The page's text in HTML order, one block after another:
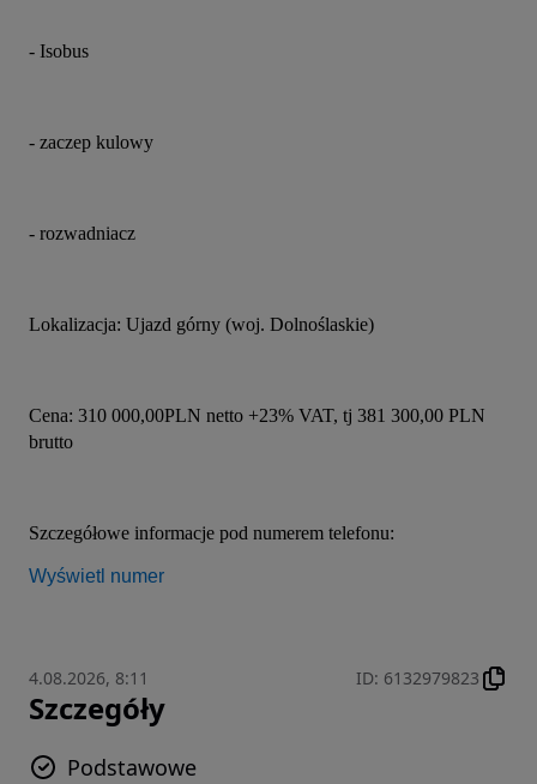
- Isobus
- zaczep kulowy
- rozwadniacz
Lokalizacja: Ujazd górny (woj. Dolnoślaskie)
Cena: 310 000,00PLN netto +23% VAT, tj 381 300,00 PLN
brutto
Szczegółowe informacje pod numerem telefonu:
Wyświetl numer
4.08.2026, 8:11 ID: 6132979823
Szczegóły
Podstawowe